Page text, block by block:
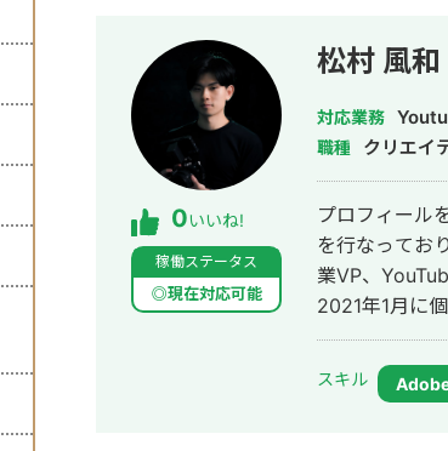
0いいね!
稼働ステータス
◎現在対応可能
松村 風和
対応業務
職種 クリエイ
プロフィール
を行なってお
業VP、
2021年1月に
スキル